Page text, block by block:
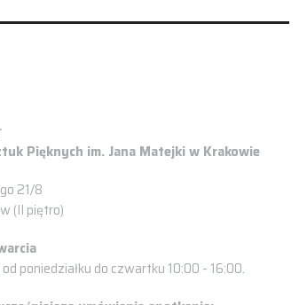
Pięknych im. Jana Matejki w Krakowie
21/8
(II piętro)
poniedziałku do czwartku 10:00 - 16:00.